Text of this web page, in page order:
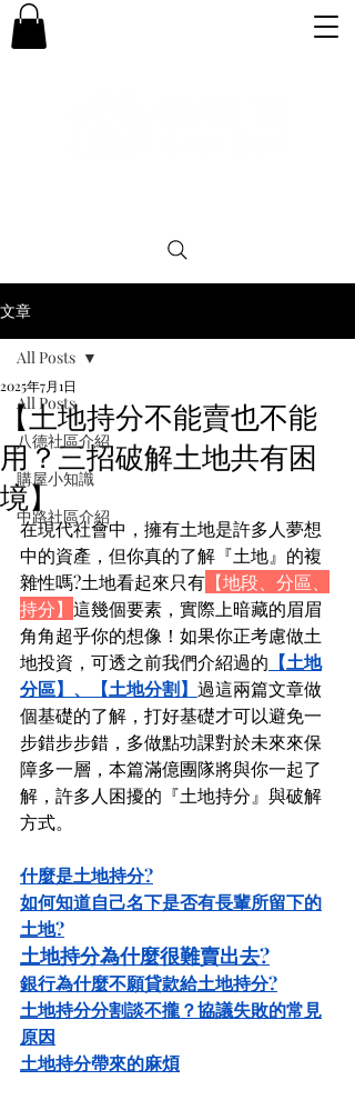
文章
All Posts
八德社區介紹
購屋小知識
中路社區介紹
All Posts
【土地持分不能賣也不能
用？三招破解土地共有困
境】
2025年7月1日
在現代社會中，擁有土地是許多人夢想
中的資產，但你真的了解『土地』的複
雜性嗎?土地看起來只有 【地段、分區、
持分】 這幾個要素，實際上暗藏的眉眉
角角超乎你的想像！如果你正考慮做土
地投資，可透之前我們介紹過的 【土地
分區】 、 【土地分割】 過這兩篇文章做
個基礎的了解，打好基礎才可以避免一
步錯步步錯，多做點功課對於未來來保
障多一層，本篇滿億團隊將與你一起了
解，許多人困擾的『土地持分』與破解
方式。
什麼是土地持分?
如何知道自己名下是否有長輩所留下的
土地?
土地持分為什麼很難賣出去?
銀行為什麼不願貸款給土地持分?
土地持分分割談不攏？協議失敗的常見
原因
土地持分帶來的麻煩